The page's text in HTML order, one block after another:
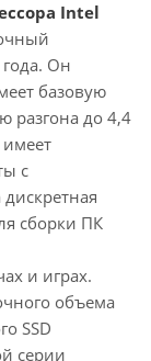
Intel
Он
базовую
разгона до 4,4
с
сборки ПК
и играх.
объема
SSD
серии